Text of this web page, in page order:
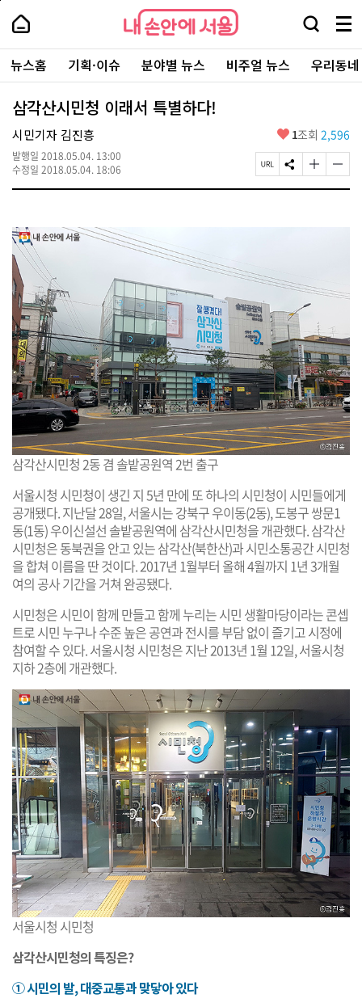
본
로
가
내
손
안
에
서
울
-
서
울
시
대
표
소
털
내
손
에
울
검
창
열
기
메
뉴
전
체
보
주
요
서
뉴스홈 기획·이슈 분야별 뉴스 비주얼 뉴스 우리동
삼각산시민청 이래서 특별하다!
시민기자 김진흥
발행일 2018.05.04. 13:00
수정일 2018.05.04. 18:06
좋
요
1조회 2,596
페
이
S
N
유
글
자
기
글
자
기
삼각산시민청 2동 겸 솔밭공원역 2번 출구
서울시청 시민청이 생긴 지 5년 만에 또 하나의 시민청이 시민들에게
공개됐다. 지난달 28일, 서울시는 강북구 우이동(2동), 도봉구 쌍문1
동(1동) 우이신설선 솔밭공원역에 삼각산시민청을 개관했다. 삼각산
시민청은 동북권을 안고 있는 삼각산(북한산)과 시민소통공간 시민청
을 합쳐 이름을 딴 것이다. 2017년 1월부터 올해 4월까지 1년 3개월
여의 공사 기간을 거쳐 완공됐다.
시민청은 시민이 함께 만들고 함께 누리는 시민 생활마당이라는 콘셉
트로 시민 누구나 수준 높은 공연과 전시를 부담 없이 즐기고 시정에
참여할 수 있다. 서울시청 시민청은 지난 2013년 1월 12일, 서울시청
지하 2층에 개관했다.
서울시청 시민청
삼각산시민청의 특징은?
① 시민의 발, 대중교통과 맞닿아 있다
페
상
단
로